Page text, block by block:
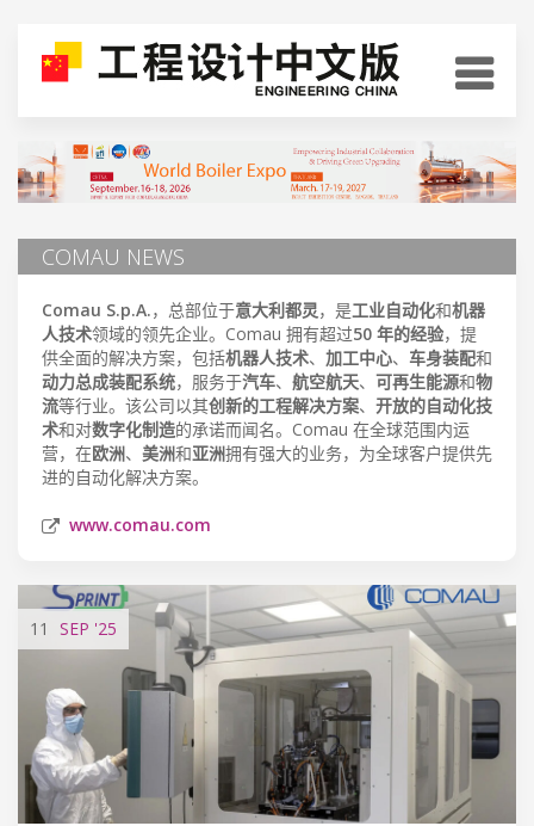
COMAU NEWS
Comau S.p.A.，总部位于意大利都灵，是工业自动化和机器
人技术领域的领先企业。Comau 拥有超过50 年的经验，提
供全面的解决方案，包括机器人技术、 加工中心、 车身装配和
动力总成装配系统，服务于汽车、 航空航天、 可再生能源和物
流等行业。该公司以其创新的工程解决方案、 开放的自动化技
术和对数字化制造的承诺而闻名。Comau 在全球范围内运
营，在欧洲、 美洲和亚洲拥有强大的业务，为全球客户提供先
进的自动化解决方案。
www.comau.com
11 SEP '25